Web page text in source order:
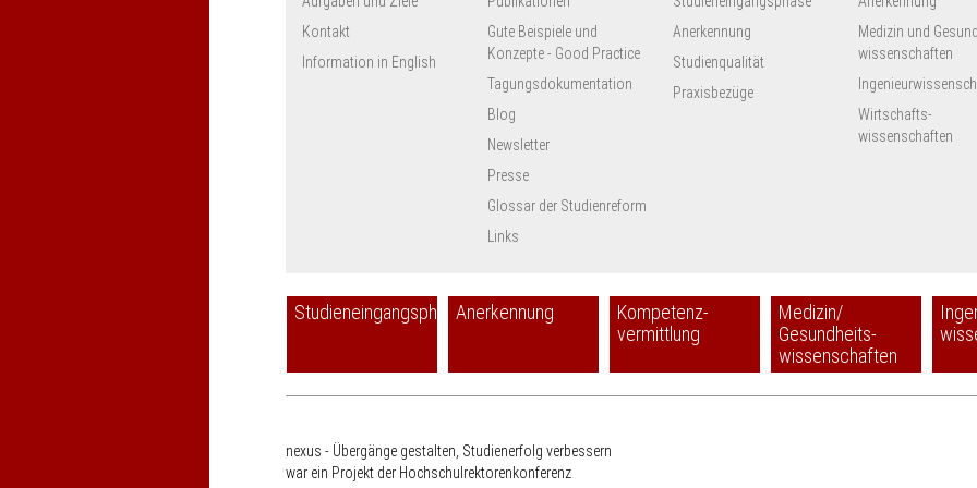
Kontakt
Information in English
Gute Beispiele und
Konzepte - Good Practice
Tagungsdokumentation
Blog
Newsletter
Presse
Glossar der Studienreform
Links
Anerkennung
Studienqualität
Praxisbezüge
Medizin und
wissenschaften
Wirtschafts-
wissenschaften
StudieneingangsphaseAnerkennung
Kompetenz-
vermittlung
Medizin/
Gesundheits-
wissenschaften
nexus - Übergänge gestalten, Studienerfolg verbessern
war ein Projekt der Hochschulrektorenkonferenz